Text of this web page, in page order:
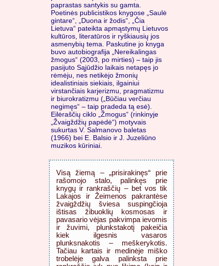
paprastas santykis su gamta.
Poetinės publicistikos knygose „Saulė
gintare“, „Duona ir žodis“, „Čia
Lietuva“ pateikta apmąstymų Lietuvos
kultūros, literatūros ir ryškiausių jos
asmenybių tema. Paskutine jo knyga
buvo autobiografija „Nereikalingas
žmogus“ (2003, po mirties) – taip jis
pasijuto Sąjūdžio laikais netapęs jo
rėmėju, nes netikėjo žmonių
idealistiniais siekiais, ilgainiui
virstančiais karjerizmu, pragmatizmu
ir biurokratizmu („Būčiau verčiau
negimęs“ – taip pradeda tą esė).
Eilėraščių ciklo „Žmogus“ (rinkinyje
„Žvaigždžių papėdė“) motyvais
sukurtas V. Salmanovo baletas
(1966) bei E. Balsio ir J. Juzeliūno
muzikos kūriniai.
Visą žiemą – „prisirakinęs“ prie
rašomojo stalo, palinkęs prie
knygų ir rankraščių – bet vos tik
Lakajos ir Žeimenos pakrantėse
žvaigždžių šviesa suspingčioja
ištisas žibuoklių kosmosas ir
pavasario vėjas pakvimpa ievomis
ir žuvimi, plunkstakotį pakeičia
kiek ilgesnis vasaros
plunksnakotis – meškerykotis.
Tačiau kartais ir medinėje miško
trobelėje galva palinksta prie